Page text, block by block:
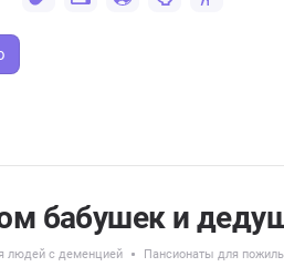
бабушек и
людей с деменцией Пансионаты для